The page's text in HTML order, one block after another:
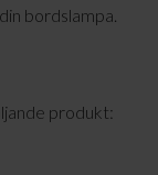
bordslampa.
produkt: